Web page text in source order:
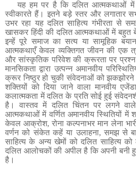
यह हम पर है कि दलित आत्मकथाओं
स्वीकारते हैं। इतने बड़े स्तर और लगातार
उभर रहा यह दलित साहित्य गंभीरता से
खासकर हिंदी की दलित आत्मकथाओं में बहुत
इन्हें पूरे समाज का सत्य या सामूहिक बयान
आत्मकथाएँ केवल व्यक्तिगत जीवन की एक
और सांस्कृतिक परिवेश की क्रूरता पर प्रश्न
मानसिकता द्वारा उत्पन्न अमानवीय
क्रूर निष्ठुर हो चुकी संवेदनाओं को झकझोरने
शक्तियों को दिया जाने वाला मानवीय
कलात्मकता में दलित के प्रति सोई हुई
है। वास्तव में दलित चिंतन पर लगने वाले
आत्मकथाओं में वर्णित अमानवीय स्थितियों में
केवल आक्रोश, रोना कल्पनाभर मान लेना
वर्णन को संकेत कहें या उलाहना, समझ से
साहित्य के अन्य खेमों को दलित साहित्य
दलित आलोचकों की अपील है कि अपनी बनी
है।